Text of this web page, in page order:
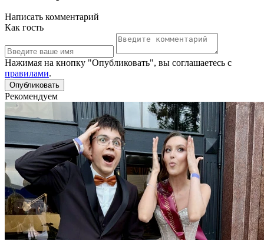
Написать комментарий
Как гость
Нажимая на кнопку "Опубликовать", вы соглашаетесь с
правилами.
Рекомендуем